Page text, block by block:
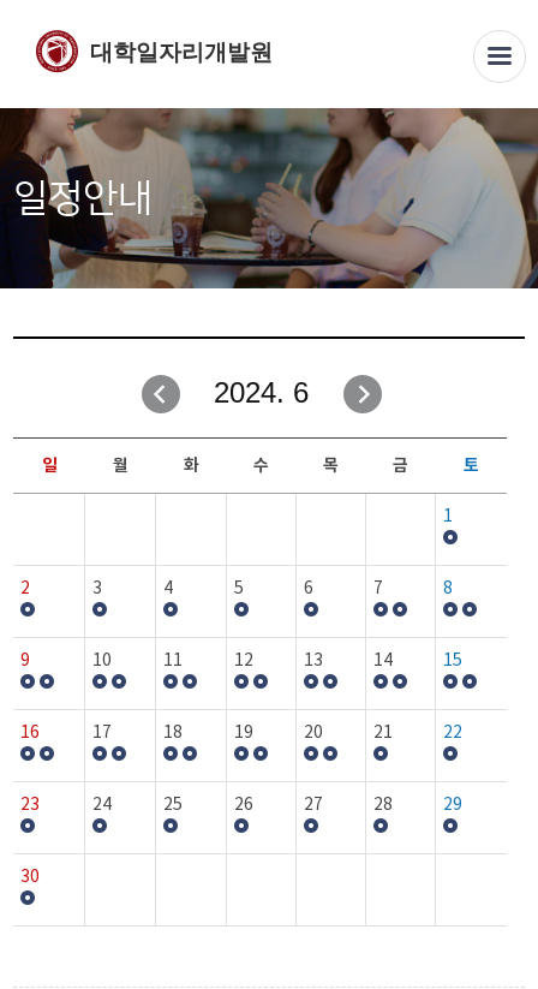
대학일자리개발원
일정안내
2024. 6
일 월 화 수 목 금 토
1
2 3 4 5 6 7 8
9 10 11 12 13 14 15
16 17 18 19 20 21 22
23 24 25 26 27 28 29
30